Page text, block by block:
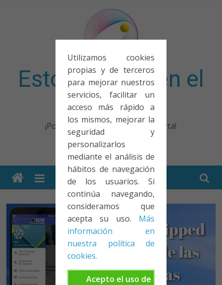
Utilizamos cookies
propias y de terceros
para mejorar nuestros
servicios, facilitar un
acceso más rápido a
los mismos, mejorar la
seguridad y
personalizarlos
mediante el análisis de
hábitos de navegación
de los usuarios. Si
continúa navegando,
consideramos que
acepta su uso. Más
información en
nuestra política de
cookies.
Acepto el uso de
Esto no entra en el
examen
¡Porque no solo el examen importa!